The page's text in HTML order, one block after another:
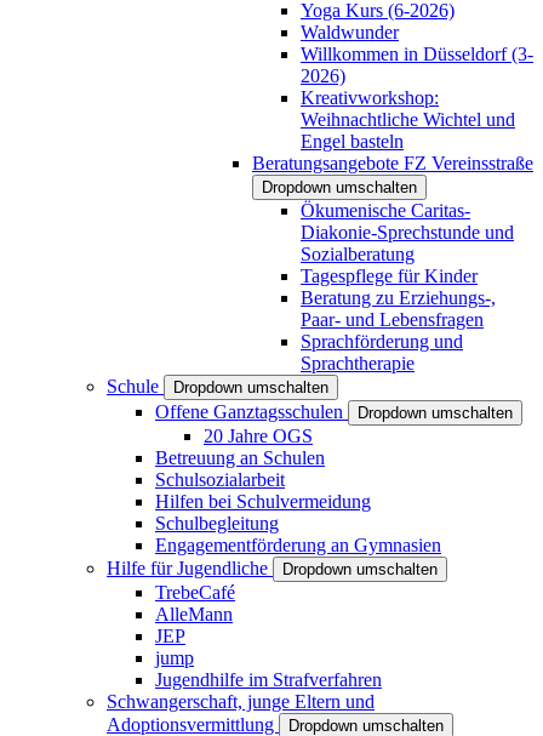
Yoga Kurs (6-2026)
Waldwunder
Willkommen in Düsseldorf (3-
2026)
Kreativworkshop:
Weihnachtliche Wichtel und
Engel basteln
Beratungsangebote FZ Vereinsstraße
Dropdown umschalten
Ökumenische Caritas-
Diakonie-Sprechstunde und
Sozialberatung
Tagespflege für Kinder
Beratung zu Erziehungs-,
Paar- und Lebensfragen
Sprachförderung und
Sprachtherapie
Schule
Dropdown umschalten
Offene Ganztagsschulen Dropdown umschalten
20 Jahre OGS
Betreuung an Schulen
Schulsozialarbeit
Hilfen bei Schulvermeidung
Schulbegleitung
Engagementförderung an Gymnasien
Hilfe für Jugendliche
Dropdown umschalten
TrebeCafé
AlleMann
JEP
jump
Jugendhilfe im Strafverfahren
Schwangerschaft, junge Eltern und
Adoptionsvermittlung
Dropdown umschalten